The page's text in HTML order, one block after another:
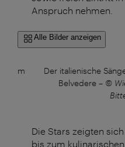
Anspruch nehmen.
Alle Bilder anzeigen
am
Der italienische
Belvedere – ©
Die Stars zeigten
bis zum